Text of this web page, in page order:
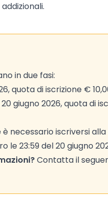
in due fasi:
quota di iscrizione €
20 giugno 2026, quota di
necessario iscriversi
le 23:59 del 20 giugno
Contatta il